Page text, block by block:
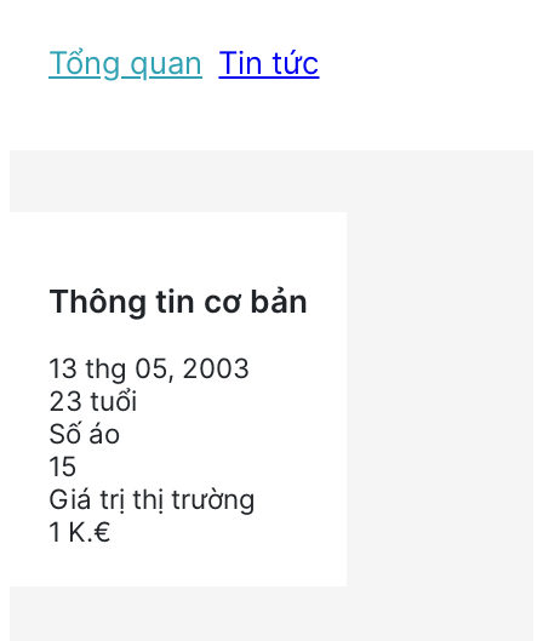
Tổng quan Tin tức
Thông tin cơ bản
13 thg 05, 2003
23 tuổi
Số áo
15
Giá trị thị trường
1 K.€